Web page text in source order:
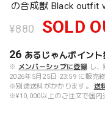
の合成獣 Black outfit
¥880 SOLD
26 あるじゃんポイント
※ メンバーシップに登録 し
2026年5月25日 23:59 に販売
※別途送料がかかります。
送
※¥10,000以上のご注文で国内